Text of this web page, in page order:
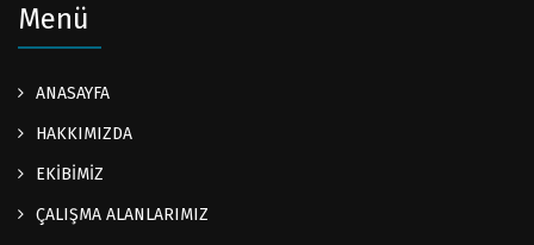
Menü
ANASAYFA
HAKKIMIZDA
EKİBİMİZ
ÇALIŞMA ALANLARIMIZ